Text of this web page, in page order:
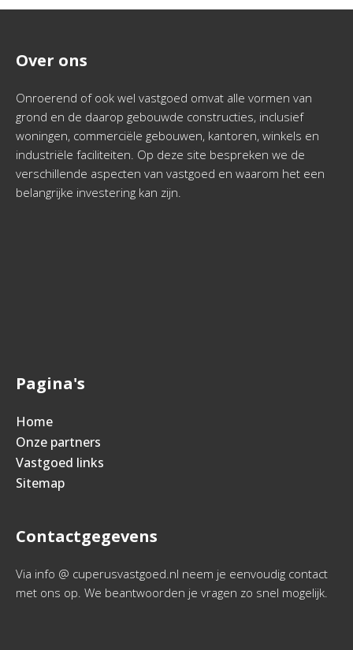
Over ons
Onroerend of ook wel vastgoed omvat alle vormen van
grond en de daarop gebouwde constructies, inclusief
woningen, commerciële gebouwen, kantoren, winkels en
industriële faciliteiten. Op deze site bespreken we de
verschillende aspecten van vastgoed en waarom het een
belangrijke investering kan zijn.
Pagina's
Home
Onze partners
Vastgoed links
Sitemap
Contactgegevens
Via info @ cuperusvastgoed.nl neem je eenvoudig contact
met ons op. We beantwoorden je vragen zo snel mogelijk.